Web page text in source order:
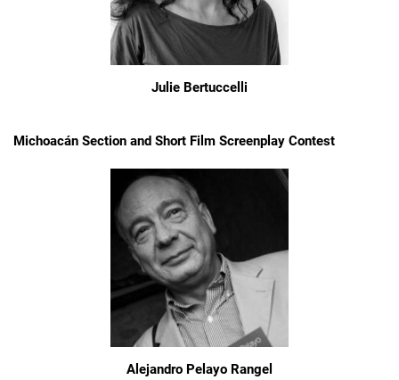
Julie Bertuccelli
Michoacán Section and Short Film Screenplay Contest
Alejandro Pelayo Rangel